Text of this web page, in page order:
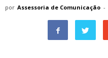
por Assessoria de Comunicação -